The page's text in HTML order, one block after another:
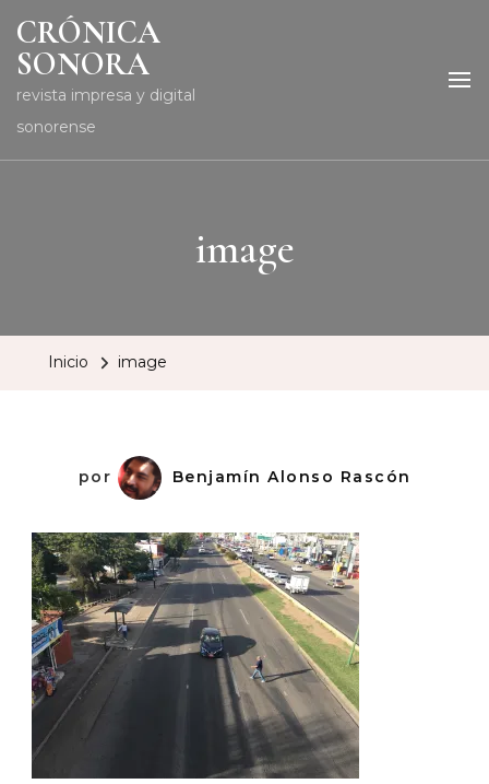
CRÓNICA
SONORA
revista impresa y digital
sonorense
image
Inicio image
por Benjamín Alonso Rascón